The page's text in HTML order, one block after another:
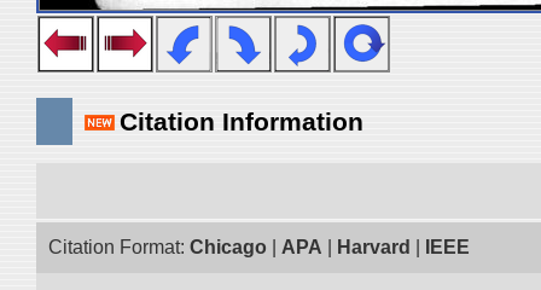
Citation Information
Citation Format: Chicago APA Harvard IEEE